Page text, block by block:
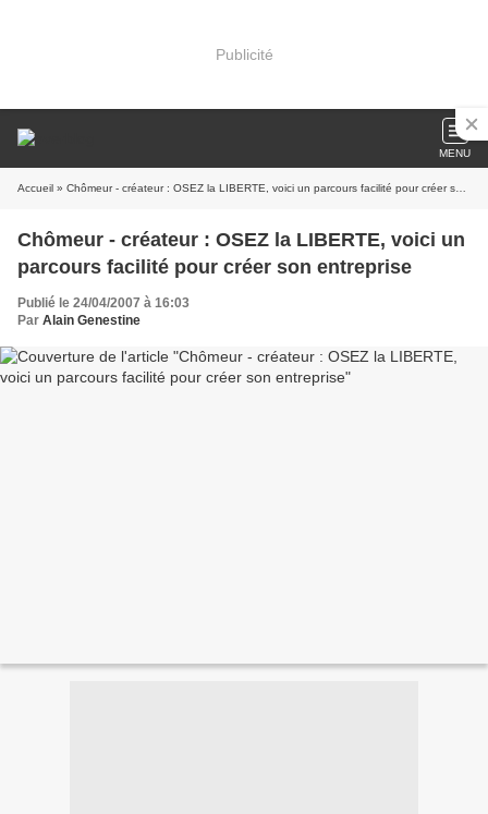
Publicité
MENU
Accueil » Chômeur - créateur : OSEZ la LIBERTE, voici un parcours facilité pour créer son entreprise
Chômeur - créateur : OSEZ la LIBERTE, voici un
parcours facilité pour créer son entreprise
Publié le 24/04/2007 à 16:03
Par Alain Genestine